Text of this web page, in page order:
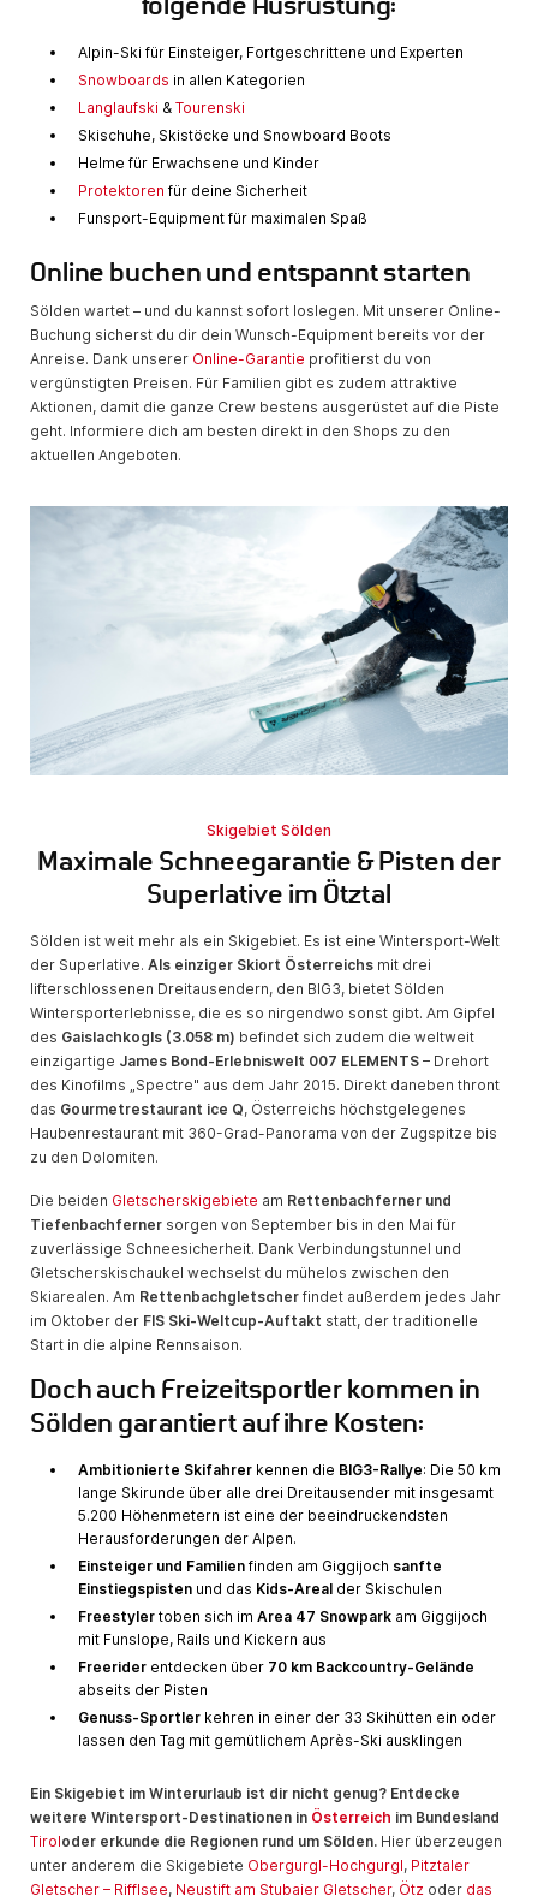
folgende Ausrüstung:
Alpin-Ski für Einsteiger, Fortgeschrittene und Experten
Snowboards in allen Kategorien
Langlaufski & Tourenski
Skischuhe, Skistöcke und Snowboard Boots
Helme für Erwachsene und Kinder
Protektoren für deine Sicherheit
Funsport-Equipment für maximalen Spaß
Online buchen und entspannt starten
Sölden wartet – und du kannst sofort loslegen. Mit unserer Online-
Buchung sicherst du dir dein Wunsch-Equipment bereits vor der
Anreise. Dank unserer Online-Garantie profitierst du von
vergünstigten Preisen. Für Familien gibt es zudem attraktive
Aktionen, damit die ganze Crew bestens ausgerüstet auf die Piste
geht. Informiere dich am besten direkt in den Shops zu den
aktuellen Angeboten.
Skigebiet Sölden
Maximale Schneegarantie & Pisten der
Superlative im Ötztal
Sölden ist weit mehr als ein Skigebiet. Es ist eine Wintersport-Welt
der Superlative. Als einziger Skiort Österreichs mit drei
lifterschlossenen Dreitausendern, den BIG3, bietet Sölden
Wintersporterlebnisse, die es so nirgendwo sonst gibt. Am Gipfel
des Gaislachkogls (3.058 m) befindet sich zudem die weltweit
einzigartige James Bond-Erlebniswelt 007 ELEMENTS – Drehort
des Kinofilms „Spectre" aus dem Jahr 2015. Direkt daneben thront
das Gourmetrestaurant ice Q, Österreichs höchstgelegenes
Haubenrestaurant mit 360-Grad-Panorama von der Zugspitze bis
zu den Dolomiten.
Die beiden Gletscherskigebiete am Rettenbachferner und
Tiefenbachferner sorgen von September bis in den Mai für
zuverlässige Schneesicherheit. Dank Verbindungstunnel und
Gletscherskischaukel wechselst du mühelos zwischen den
Skiarealen. Am Rettenbachgletscher findet außerdem jedes Jahr
im Oktober der FIS Ski-Weltcup-Auftakt statt, der traditionelle
Start in die alpine Rennsaison.
Doch auch Freizeitsportler kommen in
Sölden garantiert auf ihre Kosten:
Ambitionierte Skifahrer kennen die BIG3-Rallye: Die 50 km
lange Skirunde über alle drei Dreitausender mit insgesamt
5.200 Höhenmetern ist eine der beeindruckendsten
Herausforderungen der Alpen.
Einsteiger und Familien finden am Giggijoch sanfte
Einstiegspisten und das Kids-Areal der Skischulen
Freestyler toben sich im Area 47 Snowpark am Giggijoch
mit Funslope, Rails und Kickern aus
Freerider entdecken über 70 km Backcountry-Gelände
abseits der Pisten
Genuss-Sportler kehren in einer der 33 Skihütten ein oder
lassen den Tag mit gemütlichem Après-Ski ausklingen
Ein Skigebiet im Winterurlaub ist dir nicht genug? Entdecke
weitere Wintersport-Destinationen in Österreich im Bundesland
Tiroloder erkunde die Regionen rund um Sölden. Hier überzeugen
unter anderem die Skigebiete Obergurgl-Hochgurgl, Pitztaler
Gletscher – Rifflsee, Neustift am Stubaier Gletscher, Ötz oder das